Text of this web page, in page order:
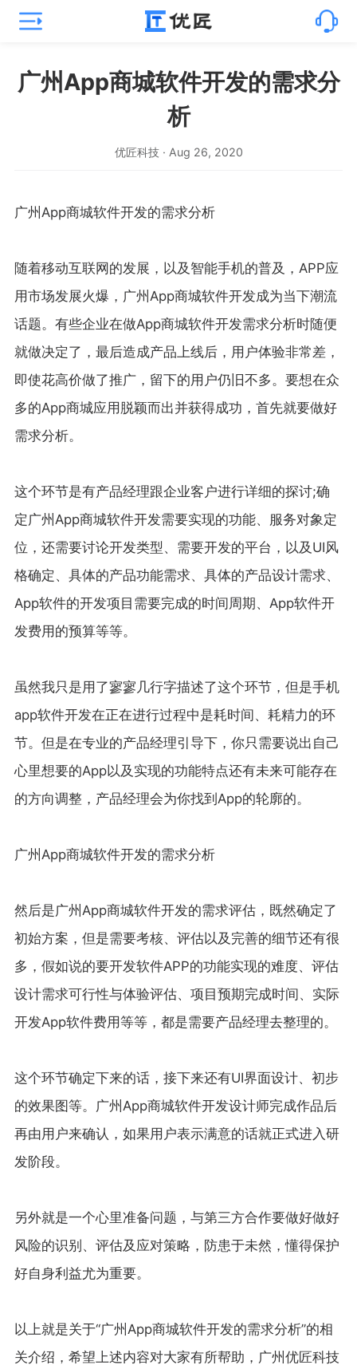
广州App商城软件开发的需求分
析
优匠科技 · Aug 26, 2020
广州App商城软件开发的需求分析
随着移动互联网的发展，以及智能手机的普及，APP应
用市场发展火爆，广州App商城软件开发成为当下潮流
话题。有些企业在做App商城软件开发需求分析时随便
就做决定了，最后造成产品上线后，用户体验非常差，
即使花高价做了推广，留下的用户仍旧不多。要想在众
多的App商城应用脱颖而出并获得成功，首先就要做好
需求分析。
这个环节是有产品经理跟企业客户进行详细的探讨;确
定广州App商城软件开发需要实现的功能、服务对象定
位，还需要讨论开发类型、需要开发的平台，以及UI风
格确定、具体的产品功能需求、具体的产品设计需求、
App软件的开发项目需要完成的时间周期、App软件开
发费用的预算等等。
虽然我只是用了寥寥几行字描述了这个环节，但是手机
app软件开发在正在进行过程中是耗时间、耗精力的环
节。但是在专业的产品经理引导下，你只需要说出自己
心里想要的App以及实现的功能特点还有未来可能存在
的方向调整，产品经理会为你找到App的轮廓的。
广州App商城软件开发的需求分析
然后是广州App商城软件开发的需求评估，既然确定了
初始方案，但是需要考核、评估以及完善的细节还有很
多，假如说的要开发软件APP的功能实现的难度、评估
设计需求可行性与体验评估、项目预期完成时间、实际
开发App软件费用等等，都是需要产品经理去整理的。
这个环节确定下来的话，接下来还有UI界面设计、初步
的效果图等。广州App商城软件开发设计师完成作品后
再由用户来确认，如果用户表示满意的话就正式进入研
发阶段。
另外就是一个心里准备问题，与第三方合作要做好做好
风险的识别、评估及应对策略，防患于未然，懂得保护
好自身利益尤为重要。
以上就是关于“广州App商城软件开发的需求分析”的相
关介绍，希望上述内容对大家有所帮助，广州优匠科技